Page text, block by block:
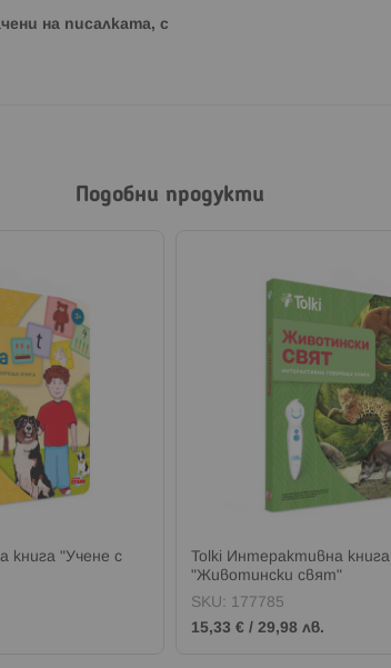
на писалката, с
Подобни продукти
книга "Учене с
Tolki Интерактивна книга
"Животински свят"
SKU: 177785
15,33 € / 29,98 лв.